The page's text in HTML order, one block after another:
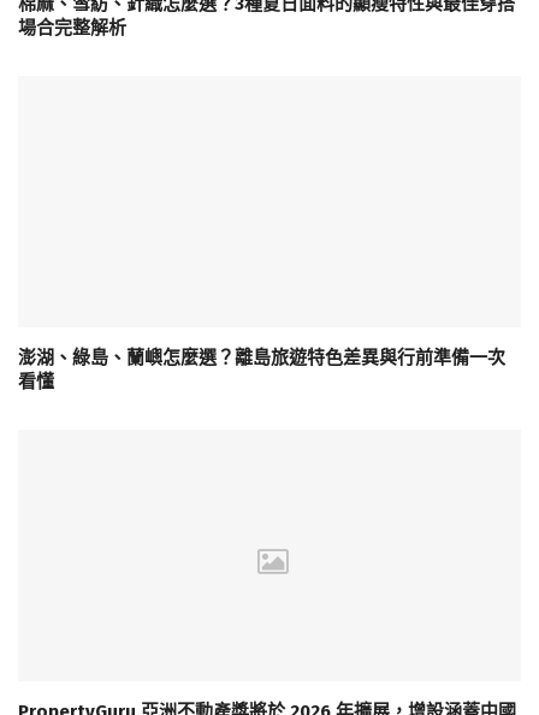
場合完整解析
澎湖、綠島、蘭嶼怎麼選？離島旅遊特色差異與行前準備一次
看懂